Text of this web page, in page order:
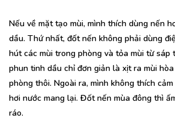
Nếu về mặt tạo mùi, mình thích dùng nến
dầu. Thứ nhất, đốt nến không phải dùng
hút các mùi trong phòng và tỏa mùi từ sáp
phun tinh dầu chỉ đơn giản là xịt ra mùi
phòng thôi. Ngoài ra, mình không thích
hơi nước mang lại. Đốt nến mùa đông thì
ráo.